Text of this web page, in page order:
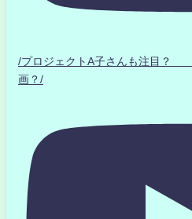
/プロジェクトA子さんも注目？
画？/